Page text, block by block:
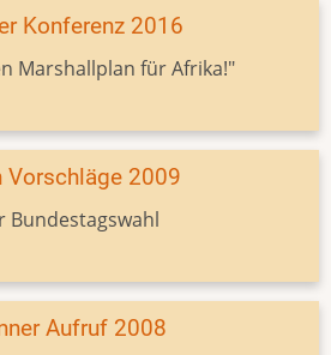
Konferenz 2016
Marshallplan für Afrika!"
Vorschläge 2009
Bundestagswahl
Aufruf 2008